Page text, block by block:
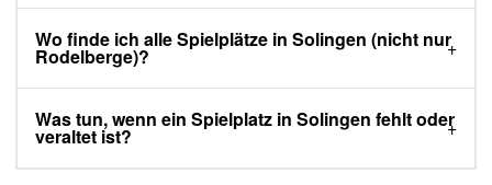
Wo finde ich alle Spielplätze in Solingen (nicht nur
Rodelberge)?
Was tun, wenn ein Spielplatz in Solingen fehlt oder
veraltet ist?